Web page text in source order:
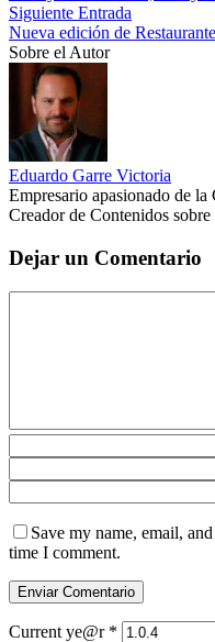
Siguiente Entrada
Nueva edición de
Sobre el Autor
Eduardo Garre Victoria
Empresario apasionado de
Creador de Contenidos
Dejar un Comentario
Save my name, email,
time I comment.
Current ye@r *